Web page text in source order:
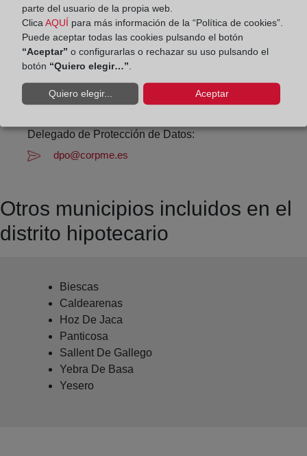
Datos de contacto:
974 48 10 65
sabinanigo@registrodelapropiedad.org
Datos del Registrador:
Delegado de Protección de Datos:
dpo@corpme.es
Otros municipios incluidos en el
distrito hipotecario
Biescas
Caldearenas
Hoz De Jaca
Panticosa
Sallent De Gallego
Yebra De Basa
Yesero
parte del usuario de la propia web.
Clica AQUÍ para más información de la “Política de cookies”.
Puede aceptar todas las cookies pulsando el botón
“Aceptar” o configurarlas o rechazar su uso pulsando el
botón “Quiero elegir…”
Quiero elegir... Aceptar